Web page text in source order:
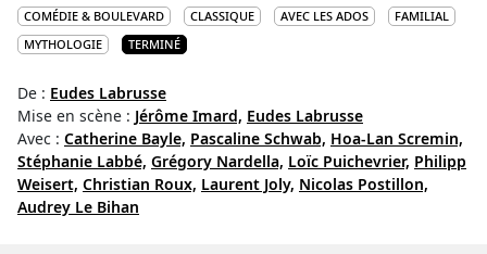
COMÉDIE & BOULEVARD CLASSIQUE AVEC LES ADOS
FAMILIAL
MYTHOLOGIE
TERMINÉ
De : Eudes Labrusse
Mise en scène : Jérôme Imard, Eudes Labrusse
Avec : Catherine Bayle, Pascaline Schwab, Hoa-Lan Scremin,
Stéphanie Labbé, Grégory Nardella, Loïc Puichevrier, Philipp
Weisert, Christian Roux, Laurent Joly, Nicolas Postillon,
Audrey Le Bihan